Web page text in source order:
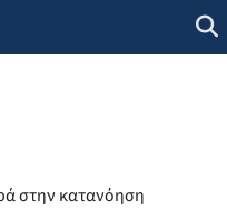
στην κατανόηση